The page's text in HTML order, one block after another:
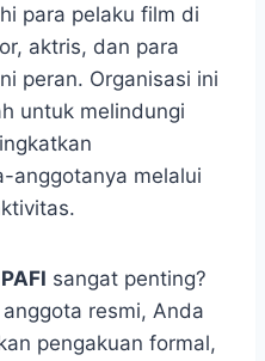
para pelaku film di
aktris, dan para
peran. Organisasi ini
untuk melindungi
anggotanya melalui
sangat penting?
resmi, Anda
pengakuan formal,